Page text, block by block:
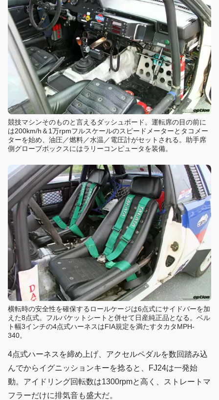
競技マシンそのものと言えるダッシュボード。運転席の目の前に
は200km/h＆1万rpmフルスケールのスピードメーターとタコメー
ターを始め、油圧／燃料／水温／電圧計がセットされる。助手席
側グローブボックスにはラリーコンピュータを装備。
横転時の安全性を確保するロールケージは6点式にサイドバーを加
えた8点式。フルバケットシートと併せて日産純正品となる。ベル
ト幅3インチの4点式ハーネスはFIA規定を満たすタカタMPH-
340。
4点式ハーネスを締め上げ、アクセルペダルを数回踏み込
んでからイグニッションキーを捻ると、FJ24は一発始
動。アイドリング回転数は1300rpmと高く、ストレートマ
フラーだけに排気音も盛大だ。